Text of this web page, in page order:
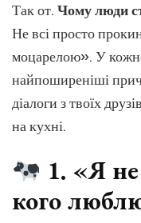
Так от. Чому люди
Не всі просто
моцарелою». У
найпоширеніші
діалоги з твоїх
на кухні.
1. «Я
кого